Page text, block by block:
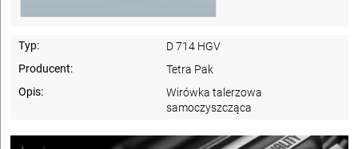
Typ:
D 714 HGV
Producent:
Tetra Pak
Opis:
Wirówka talerzowa
samoczyszcząca